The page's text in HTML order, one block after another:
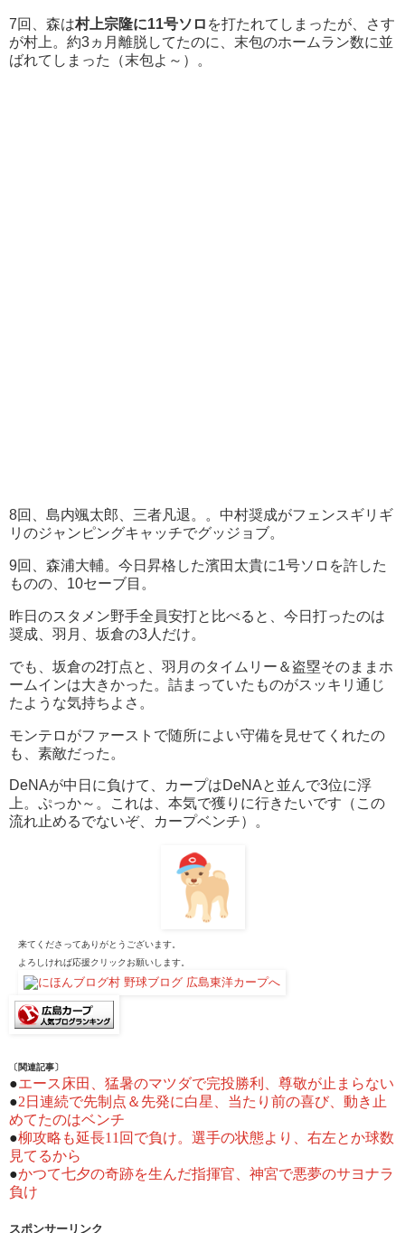
7回、森は村上宗隆に11号ソロ を打たれてしまったが、さす
が村上。約3ヵ月離脱してたのに、末包のホームラン数に並
ばれてしまった（末包よ～）。
8回、島内颯太郎、三者凡退。。中村奨成がフェンスギリギ
リのジャンピングキャッチでグッジョブ。
9回、森浦大輔。今日昇格した濱田太貴に1号ソロを許した
ものの、10セーブ目。
昨日のスタメン野手全員安打と比べると、今日打ったのは
奨成、羽月、坂倉の3人だけ。
でも、坂倉の2打点と、羽月のタイムリー＆盗塁そのままホ
ームインは大きかった。詰まっていたものがスッキリ通じ
たような気持ちよさ。
モンテロがファーストで随所によい守備を見せてくれたの
も、素敵だった。
DeNAが中日に負けて、カープはDeNAと並んで3位に浮
上。ぷっか～。これは、本気で獲りに行きたいです（この
流れ止めるでないぞ、カープベンチ）。
来てくださってありがとうございます。
よろしければ応援クリックお願いします。
〔関連記事〕
●エース床田、猛暑のマツダで完投勝利、尊敬が止まらない
●2日連続で先制点＆先発に白星、当たり前の喜び、動き止
めてたのはベンチ
●柳攻略も延長11回で負け。選手の状態より、右左とか球数
見てるから
●かつて七夕の奇跡を生んだ指揮官、神宮で悪夢のサヨナラ
負け
スポンサーリンク